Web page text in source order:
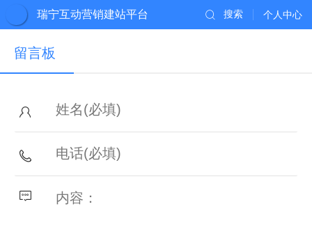
瑞宁互动营销建站平台 个人中心
搜索
留言板